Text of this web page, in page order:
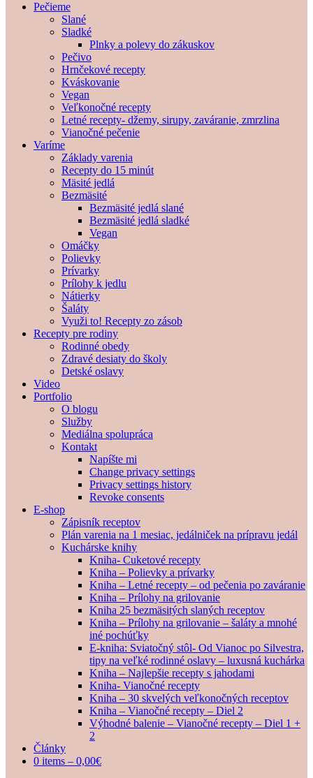
Pečieme
Slané
Sladké
Plnky a polevy do zákuskov
Pečivo
Hrnčekové recepty
Kváskovanie
Vegan
Veľkonočné recepty
Letné recepty- džemy, sirupy, zaváranie, zmrzlina
Vianočné pečenie
Varíme
Základy varenia
Recepty do 15 minút
Mäsité jedlá
Bezmäsité
Bezmäsité jedlá slané
Bezmäsité jedlá sladké
Vegan
Omáčky
Polievky
Prívarky
Prílohy k jedlu
Nátierky
Šaláty
Využi to! Recepty zo zásob
Recepty pre rodiny
Rodinné obedy
Zdravé desiaty do školy
Detské oslavy
Video
Portfolio
O blogu
Služby
Mediálna spolupráca
Kontakt
Napíšte mi
Change privacy settings
Privacy settings history
Revoke consents
E-shop
Zápisník receptov
Plán varenia na 1 mesiac, jedálniček na prípravu jedál
Kuchárske knihy
Kniha- Cuketové recepty
Kniha – Polievky a prívarky
Kniha – Letné recepty – od pečenia po zaváranie
Kniha – Prílohy na grilovanie
Kniha 25 bezmäsitých slaných receptov
Kniha – Prílohy na grilovanie – šaláty a mnohé
iné pochúťky
E-kniha: Sviatočný stôl- Od Vianoc po Silvestra,
tipy na veľké rodinné oslavy – luxusná kuchárka
Kniha – Najlepšie recepty s jahodami
Kniha- Vianočné recepty
Kniha – 30 skvelých veľkonočných receptov
Kniha – Vianočné recepty – Diel 2
Výhodné balenie – Vianočné recepty – Diel 1 +
2
Články
0 items – 0,00€